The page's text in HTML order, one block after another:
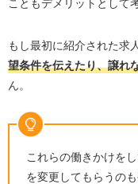
こともデメリットとして
もし最初に紹介された求
望条件を伝えたり、譲れ
ん。
これらの働きかけを
を変更してもらうのも